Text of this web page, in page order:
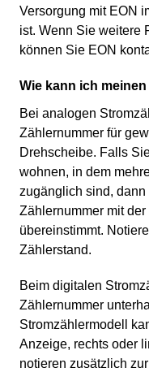
Versorgung mit EON
ist. Wenn Sie weitere
können Sie EON
Wie kann ich
Bei analogen
Zählernummer für
Drehscheibe. Falls
wohnen, in dem
zugänglich sind,
Zählernummer mit der
übereinstimmt.
Zählerstand.
Beim digitalen
Zählernummer
Stromzählermodell
Anzeige, rechts oder
notieren zusätzlich